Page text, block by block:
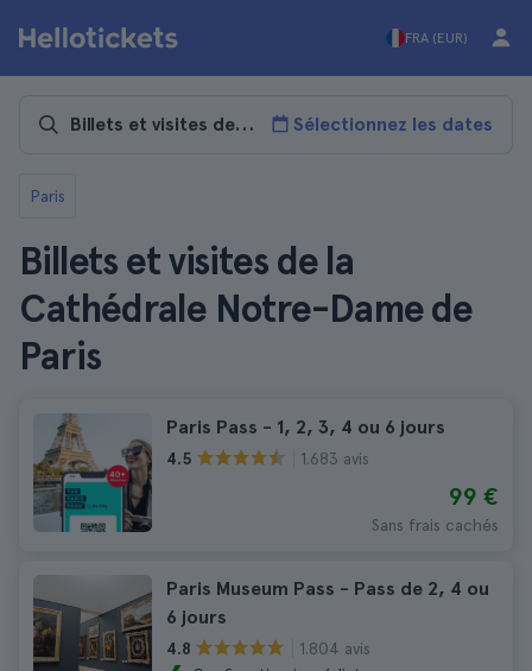
FRA (EUR)
Sélectionnez les dates
Paris
Billets et visites de la
Cathédrale Notre-Dame de
Paris
Paris Pass - 1, 2, 3, 4 ou 6 jours
4.5 1.683 avis
99 €
Sans frais cachés
Paris Museum Pass - Pass de 2, 4 ou
6 jours
4.8
1.804 avis